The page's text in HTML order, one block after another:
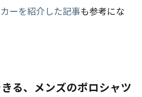
ーを紹介した記事も参考にな
る、メンズのポロシャツ